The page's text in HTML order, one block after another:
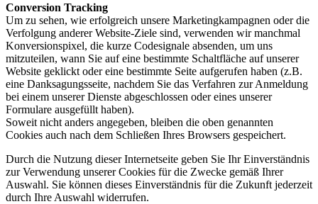
Conversion Tracking
Um zu sehen, wie erfolgreich unsere Marketingkampagnen oder die
Verfolgung anderer Website-Ziele sind, verwenden wir manchmal
Konversionspixel, die kurze Codesignale absenden, um uns
mitzuteilen, wann Sie auf eine bestimmte Schaltfläche auf unserer
Website geklickt oder eine bestimmte Seite aufgerufen haben (z.B.
eine Danksagungsseite, nachdem Sie das Verfahren zur Anmeldung
bei einem unserer Dienste abgeschlossen oder eines unserer
Formulare ausgefüllt haben).
Soweit nicht anders angegeben, bleiben die oben genannten
Cookies auch nach dem Schließen Ihres Browsers gespeichert.
Durch die Nutzung dieser Internetseite geben Sie Ihr Einverständnis
zur Verwendung unserer Cookies für die Zwecke gemäß Ihrer
Auswahl. Sie können dieses Einverständnis für die Zukunft jederzeit
durch Ihre Auswahl widerrufen.